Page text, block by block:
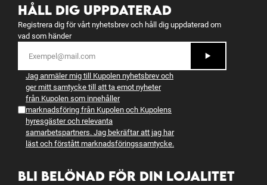
HÅLL DIG UPPDATERAD
Registrera dig för vårt nyhetsbrev och håll dig uppdaterad om
vad som händer
Jag anmäler mig till Kupolen nyhetsbrev och
ger mitt samtycke till att ta emot nyheter
från Kupolen som innehåller
marknadsföring från Kupolen och Kupolens
hyresgäster och relevanta
samarbetspartners. Jag bekräftar att jag har
läst och förstått marknadsföringssamtycke.
BLI BELÖNAD FÖR DIN LOJALITET